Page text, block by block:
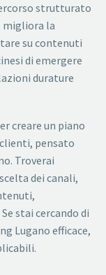
strutturato
migliora la
su contenuti
di emergere
durature
creare un piano
pensato
Troverai
dei canali,
stai cercando di
Lugano efficace,